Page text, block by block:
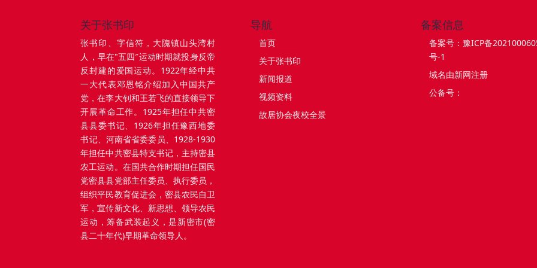
关于张书印
张书印、字信符，大隗镇山头湾村
人，早在"五四″运动时期就投身反帝
反封建的爱国运动。1922年经中共
一大代表邓恩铭介绍加入中国共产
党，在李大钊和王若飞的直接领导下
开展革命工作。1925年担任中共密
县县委书记、1926年担任豫西地委
书记、河南省省委委员、1928-1930
年担任中共密县特支书记，主持密县
农工运动。在国共合作时期担任国民
党密县县党部主任委员、执行委员，
组织平民教育促进会，密县农民自卫
军，宣传新文化、新思想、领导农民
运动，筹备武装起义，是新密市(密
县二十年代)早期革命领导人。
导航
首页
关于张书印
新闻报道
视频资料
故居协会夜校全景
备案信息
备案号：豫ICP备
号-1
域名由新网注册
公备号：